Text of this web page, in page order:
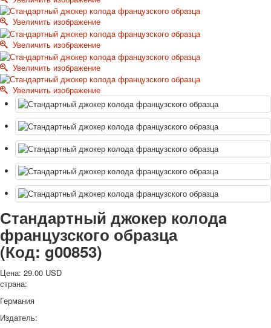
Октябрьская революция
С рождеством
Пасха
9 мая - день победы
Разные пожелания
1 сентября школа
Приглашение
Новости
Новости карточных колод
Новости открыток
О сайте
Ссылки
Наше видео
доставка
Избранное
Увеличить изображение
Увеличить изображение
Увеличить изображение
Увеличить изображение
Стандартный джокер колодa
французского образца
(Код: g00853)
Цена: 29.00 USD
страна:
Германия
Издатель: